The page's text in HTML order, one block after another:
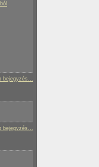
bejegyzés...
bejegyzés...